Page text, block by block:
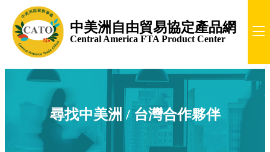
中美洲自由貿易協定產品網
Central America FTA Product Center
尋找中美洲 / 台灣合作夥伴